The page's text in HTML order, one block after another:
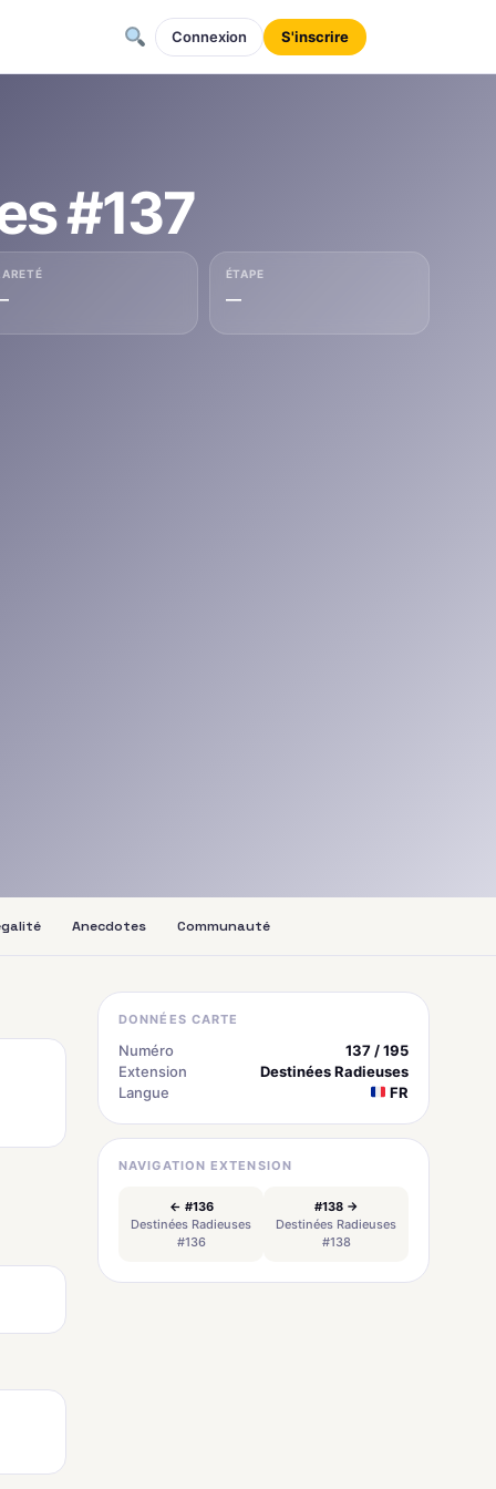
Connexion S'inscrire
#137
ÉTAPE
—
Anecdotes Communauté
DONNÉES CARTE
Numéro
137 / 195
Extension
Destinées Radieuses
Langue
FR
NAVIGATION EXTENSION
← #136
Destinées Radieuses
#136
#138 →
Destinées Radieuses
#138